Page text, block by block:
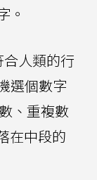
。
人類的行
選個數字
、重複數
在中段的